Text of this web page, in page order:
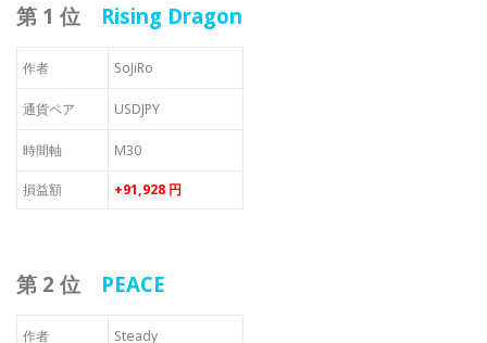
第 1 位 Rising Dragon
作者 SoJiRo
通貨ペア USDJPY
時間軸 M30
損益額 +91,928 円
第 2 位 PEACE
作者 Steady